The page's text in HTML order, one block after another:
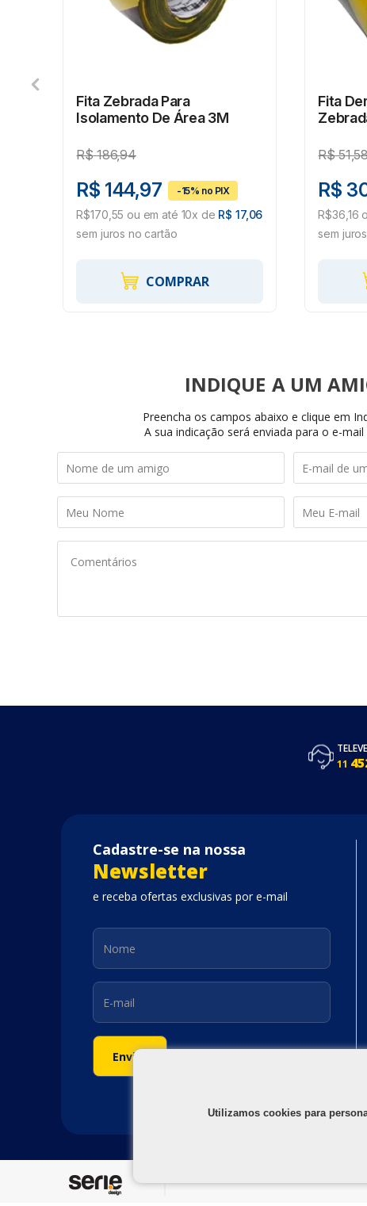
Fita Zebrada Para
Isolamento De Área 3M
R$186,94
R$ 144,97
R$170,55 ou em até 10x de R$ 17,06
sem juros no cartão
COMPRAR
Fita
R$
R$
R$36,16
sem
INDIQUE
Preencha os campos abaixo e clique em
A sua indicação será enviada para o e-mail
Utilizamos cookies para
11
Cadastre-se na nossa
Newsletter
e receba ofertas exclusivas por e-mail